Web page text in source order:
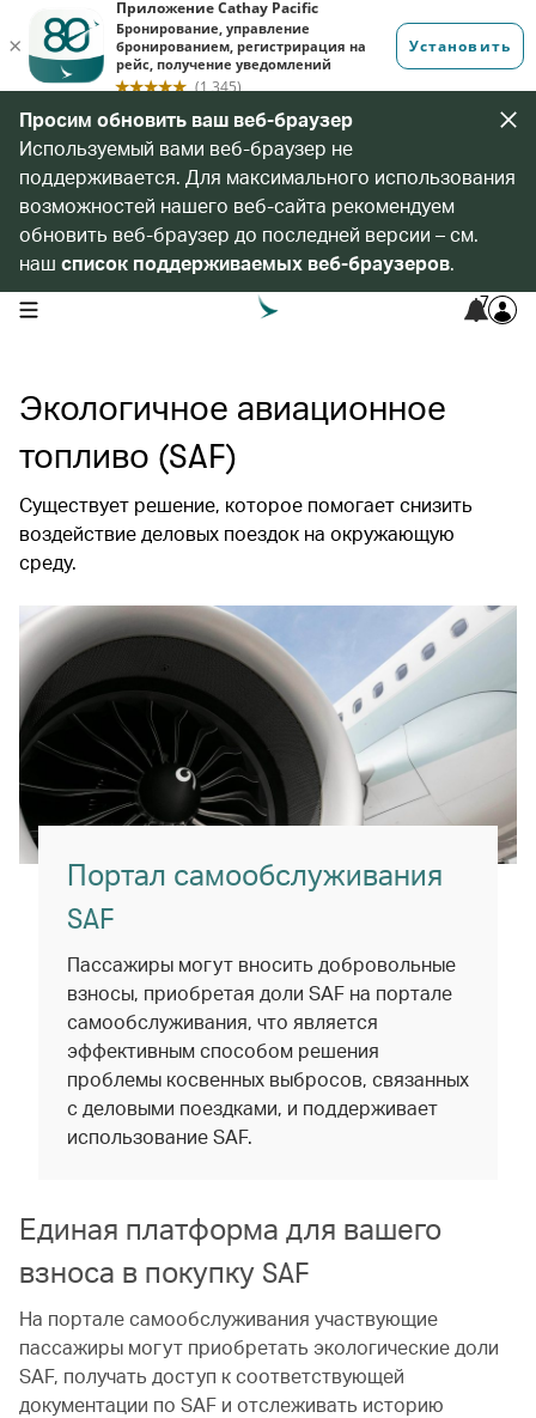
Просим обновить ваш веб-браузер
Используемый вами веб-браузер не
поддерживается. Для максимального использования
возможностей нашего веб-сайта рекомендуем
обновить веб-браузер до последней версии – см.
наш список поддерживаемых веб-браузеров.
open navigation menu 7
Экологичное авиационное
топливо (SAF)​
Cуществует решение, которое помогает снизить
воздействие деловых поездок на окружающую
среду.
Портал самообслуживания
SAF
Пассажиры могут вносить добровольные
взносы, приобретая доли SAF на портале
самообслуживания, что является
эффективным способом решения
проблемы косвенных выбросов, связанных
с деловыми поездками, и поддерживает
использование SAF.
Единая платформа для вашего
взноса в покупку SAF
На портале самообслуживания участвующие
пассажиры могут приобретать экологические доли
SAF, получать доступ к соответствующей
документации по SAF и отслеживать историю